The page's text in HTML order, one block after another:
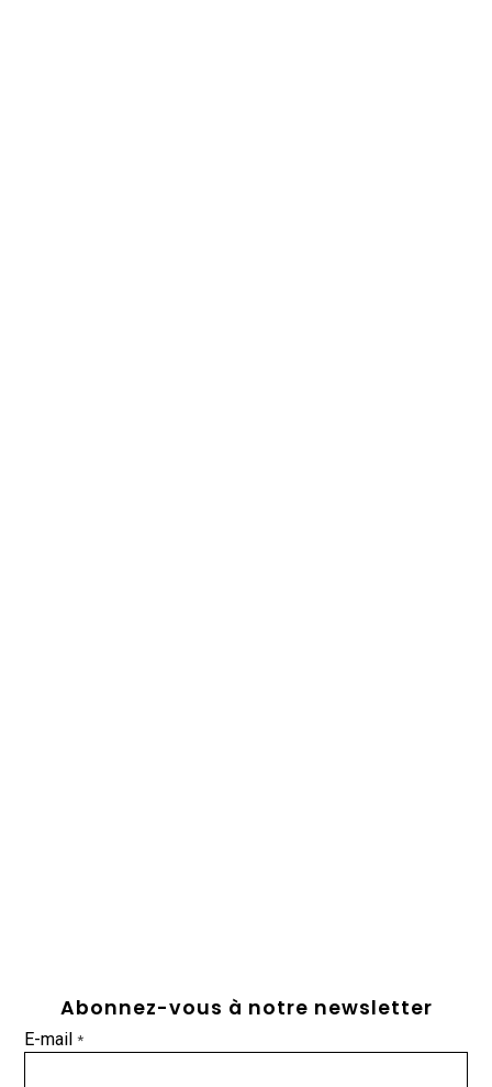
Abonnez-vous à notre newsletter
E-mail*